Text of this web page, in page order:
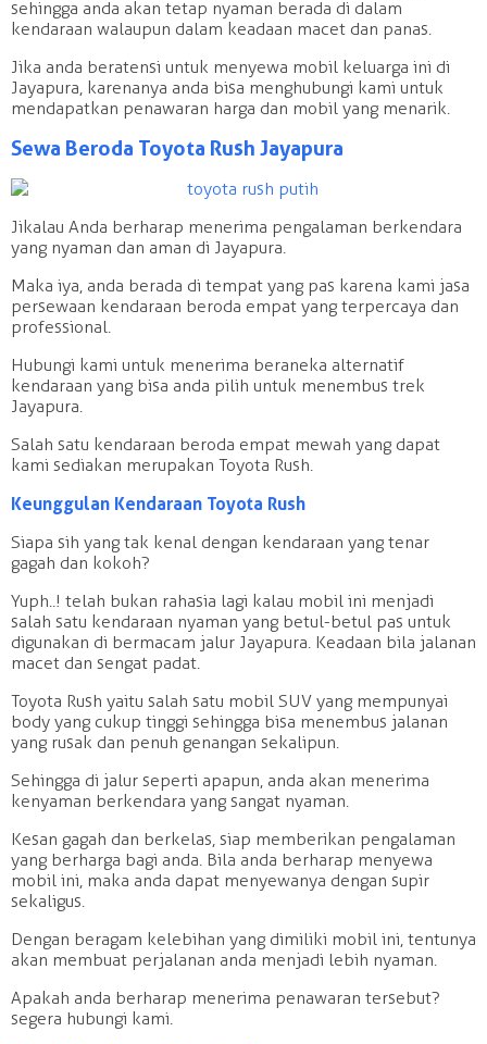
sehingga anda akan tetap nyaman berada di dalam
kendaraan walaupun dalam keadaan macet dan panas.
Jika anda beratensi untuk menyewa mobil keluarga ini di
Jayapura, karenanya anda bisa menghubungi kami untuk
mendapatkan penawaran harga dan mobil yang menarik.
Sewa Beroda Toyota Rush Jayapura
Jikalau Anda berharap menerima pengalaman berkendara
yang nyaman dan aman di Jayapura.
Maka iya, anda berada di tempat yang pas karena kami jasa
persewaan kendaraan beroda empat yang terpercaya dan
professional.
Hubungi kami untuk menerima beraneka alternatif
kendaraan yang bisa anda pilih untuk menembus trek
Jayapura.
Salah satu kendaraan beroda empat mewah yang dapat
kami sediakan merupakan Toyota Rush.
Keunggulan Kendaraan Toyota Rush
Siapa sih yang tak kenal dengan kendaraan yang tenar
gagah dan kokoh?
Yuph..! telah bukan rahasia lagi kalau mobil ini menjadi
salah satu kendaraan nyaman yang betul-betul pas untuk
digunakan di bermacam jalur Jayapura. Keadaan bila jalanan
macet dan sengat padat.
Toyota Rush yaitu salah satu mobil SUV yang mempunyai
body yang cukup tinggi sehingga bisa menembus jalanan
yang rusak dan penuh genangan sekalipun.
Sehingga di jalur seperti apapun, anda akan menerima
kenyaman berkendara yang sangat nyaman.
Kesan gagah dan berkelas, siap memberikan pengalaman
yang berharga bagi anda. Bila anda berharap menyewa
mobil ini, maka anda dapat menyewanya dengan supir
sekaligus.
Dengan beragam kelebihan yang dimiliki mobil ini, tentunya
akan membuat perjalanan anda menjadi lebih nyaman.
Apakah anda berharap menerima penawaran tersebut?
segera hubungi kami.